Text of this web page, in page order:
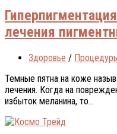
лечения
Здоровье /
Темные пятна на коже
лечения. Когда на
избыток меланина, то...